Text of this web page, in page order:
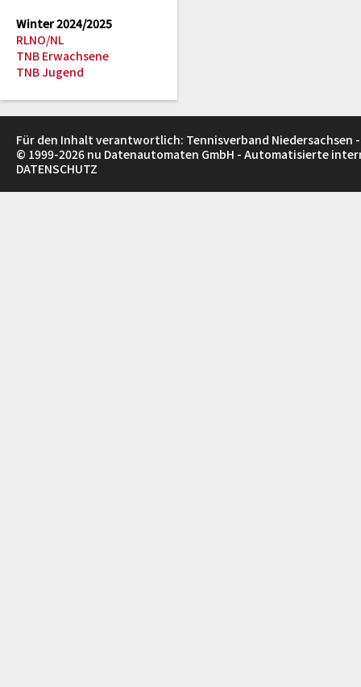
Winter 2024/2025
RLNO/NL
TNB Erwachsene
TNB Jugend
Für den Inhalt verantwortlich: Tennisverband Niedersachsen -
© 1999-2026 nu Datenautomaten GmbH - Automatisierte
DATENSCHUTZ